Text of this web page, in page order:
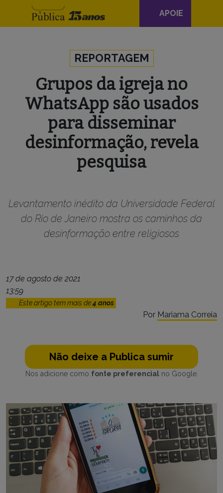
Navegação
principal
APOIE
REPORTAGEM
Grupos da igreja no
WhatsApp são usados
para disseminar
desinformação, revela
pesquisa
Levantamento inédito da Universidade Federal
do Rio de Janeiro mostra os caminhos da
desinformação entre religiosos
17 de agosto de 2021
13:59
Este artigo tem mais de4 anos
Por Mariama Correia
Não deixe a Publica sumir
Nos adicione como fonte preferencialno Google.